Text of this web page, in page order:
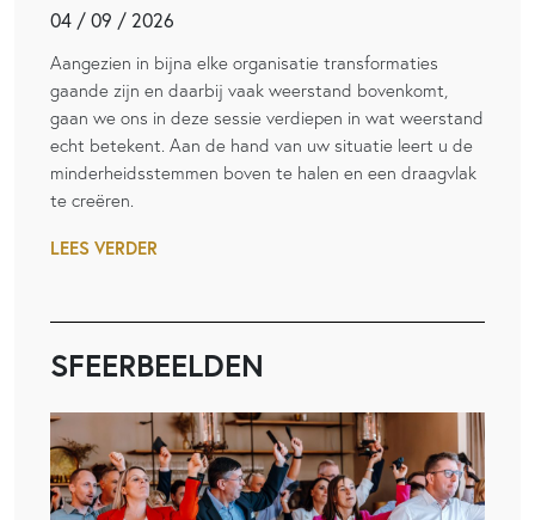
04 / 09 / 2026
Aangezien in bijna elke organisatie transformaties
gaande zijn en daarbij vaak weerstand bovenkomt,
gaan we ons in deze sessie verdiepen in wat weerstand
echt betekent. Aan de hand van uw situatie leert u de
minderheidsstemmen boven te halen en een draagvlak
te creëren.
LEES VERDER
SFEERBEELDEN